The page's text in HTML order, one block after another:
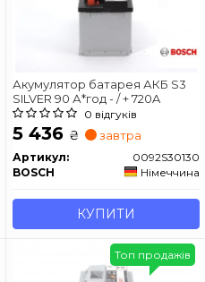
Акумулятор батарея АКБ S3
SILVER 90 А*год - / + 720A
0 відгуків
5 436 ₴ завтра
Артикул:
0092S30130
BOSCH
Німеччина
КУПИТИ
Топ продажів